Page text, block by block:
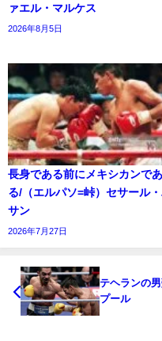
ァエル・マルケス
2026年8月5日
長身である前にメキシカンであ
る/（エルパソ=峠）セサール
サン
2026年7月27日
テヘランの
プール